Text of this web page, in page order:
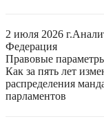
2 июля 2026 г.
Федерация
Правовые
Как за пять лет
распределения
парламентов